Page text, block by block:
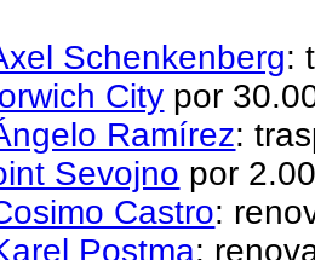
Schenkenberg:
City por
Ramírez:
Sevojno por
Castro:
Postma: